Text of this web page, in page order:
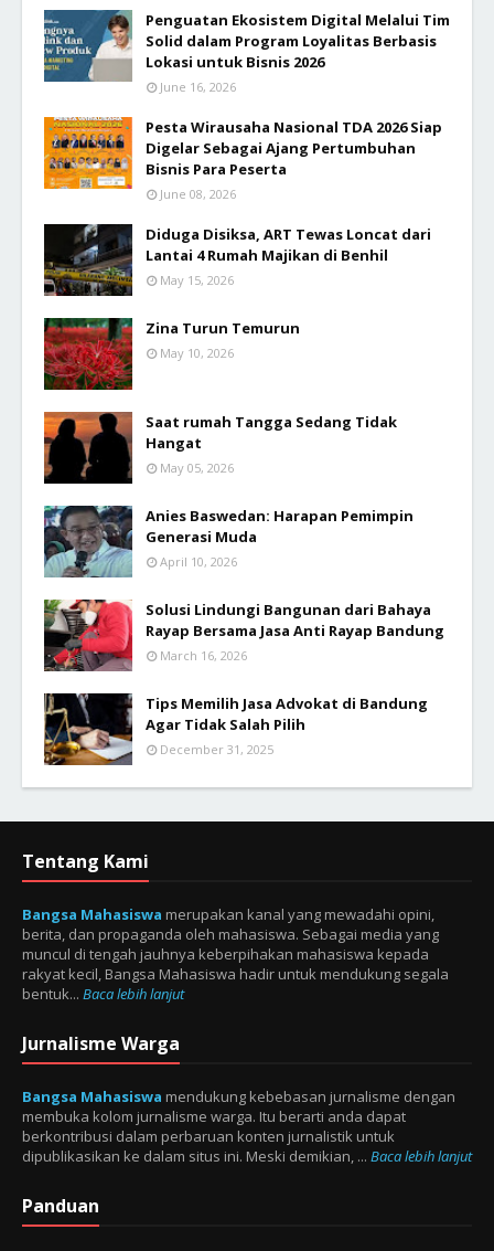
Penguatan Ekosistem Digital Melalui Tim
Solid dalam Program Loyalitas Berbasis
Lokasi untuk Bisnis 2026
June 16, 2026
Pesta Wirausaha Nasional TDA 2026 Siap
Digelar Sebagai Ajang Pertumbuhan
Bisnis Para Peserta
June 08, 2026
Diduga Disiksa, ART Tewas Loncat dari
Lantai 4 Rumah Majikan di Benhil
May 15, 2026
Zina Turun Temurun
May 10, 2026
Saat rumah Tangga Sedang Tidak
Hangat
May 05, 2026
Anies Baswedan: Harapan Pemimpin
Generasi Muda
April 10, 2026
Solusi Lindungi Bangunan dari Bahaya
Rayap Bersama Jasa Anti Rayap Bandung
March 16, 2026
Tips Memilih Jasa Advokat di Bandung
Agar Tidak Salah Pilih
December 31, 2025
Tentang Kami
Bangsa Mahasiswa merupakan kanal yang mewadahi opini,
berita, dan propaganda oleh mahasiswa. Sebagai media yang
muncul di tengah jauhnya keberpihakan mahasiswa kepada
rakyat kecil, Bangsa Mahasiswa hadir untuk mendukung segala
bentuk... Baca lebih lanjut
Jurnalisme Warga
Bangsa Mahasiswa mendukung kebebasan jurnalisme dengan
membuka kolom jurnalisme warga. Itu berarti anda dapat
berkontribusi dalam perbaruan konten jurnalistik untuk
dipublikasikan ke dalam situs ini. Meski demikian, ... Baca lebih lanjut
Panduan